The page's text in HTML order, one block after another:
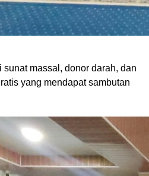
massal, donor darah, dan
yang mendapat sambutan